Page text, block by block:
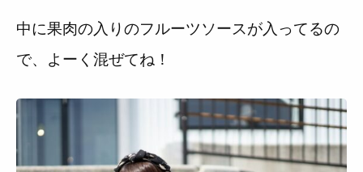
中に果肉の入りのフルーツソースが入ってるの
で、よーく混ぜてね！